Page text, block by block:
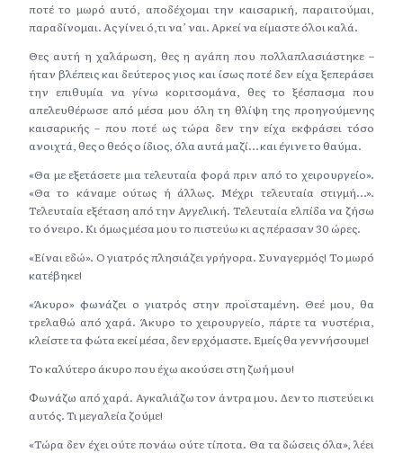
ποτέ το μωρό αυτό, αποδέχομαι την καισαρική, παραιτούμαι,
παραδίνομαι. Ας γίνει ό,τι να’ ναι. Αρκεί να είμαστε όλοι καλά.
Θες αυτή η χαλάρωση, θες η αγάπη που πολλαπλασιάστηκε –
ήταν βλέπεις και δεύτερος γιος και ίσως ποτέ δεν είχα ξεπεράσει
την επιθυμία να γίνω κοριτσομάνα, θες το ξέσπασμα που
απελευθέρωσε από μέσα μου όλη τη θλίψη της προηγούμενης
καισαρικής – που ποτέ ως τώρα δεν την είχα εκφράσει τόσο
ανοιχτά, θες ο θεός ο ίδιος, όλα αυτά μαζί… και έγινε το θαύμα.
«Θα με εξετάσετε μια τελευταία φορά πριν από το χειρουργείο».
«Θα το κάναμε ούτως ή άλλως. Μέχρι τελευταία στιγμή…».
Τελευταία εξέταση από την Αγγελική. Τελευταία ελπίδα να ζήσω
το όνειρο. Κι όμως μέσα μου το πιστεύω κι ας πέρασαν 30 ώρες.
«Είναι εδώ». Ο γιατρός πλησιάζει γρήγορα. Συναγερμός! Το μωρό
κατέβηκε!
«Άκυρο» φωνάζει ο γιατρός στην προϊσταμένη. Θεέ μου, θα
τρελαθώ από χαρά. Άκυρο το χειρουργείο, πάρτε τα νυστέρια,
κλείστε τα φώτα εκεί μέσα, δεν ερχόμαστε. Εμείς θα γεννήσουμε!
Το καλύτερο άκυρο που έχω ακούσει στη ζωή μου!
Φωνάζω από χαρά. Αγκαλιάζω τον άντρα μου. Δεν το πιστεύει κι
αυτός. Τι μεγαλεία ζούμε!
«Τώρα δεν έχει ούτε πονάω ούτε τίποτα. Θα τα δώσεις όλα», λέει